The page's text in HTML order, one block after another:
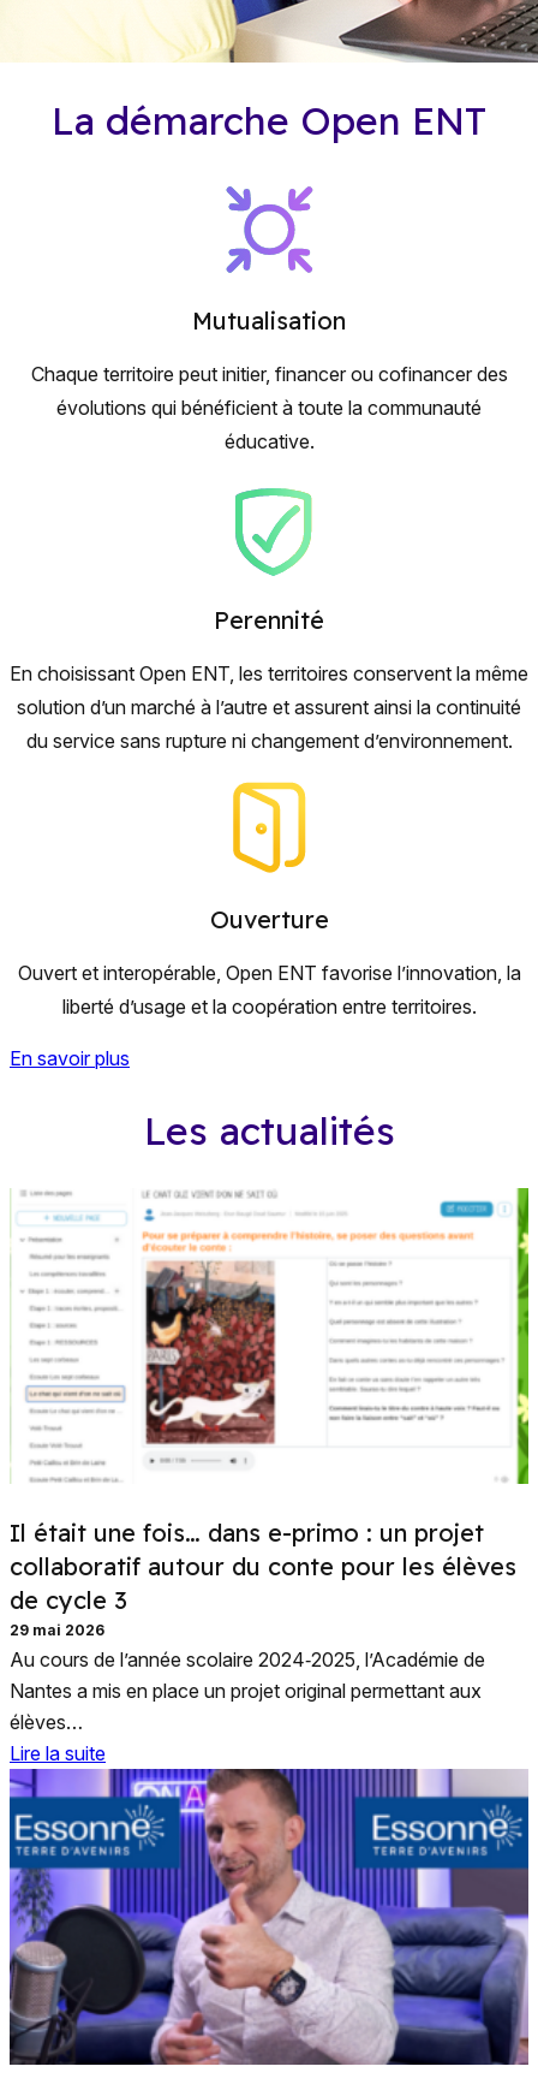
La démarche Open ENT
Mutualisation
Chaque territoire peut initier, financer ou cofinancer des
évolutions qui bénéficient à toute la communauté
éducative.
Perennité
En choisissant Open ENT, les territoires conservent la même
solution d’un marché à l’autre et assurent ainsi la continuité
du service sans rupture ni changement d’environnement.
Ouverture
Ouvert et interopérable, Open ENT favorise l’innovation, la
liberté d’usage et la coopération entre territoires.
En savoir plus
Les actualités
Il était une fois… dans e-primo : un projet
collaboratif autour du conte pour les élèves
de cycle 3
29 mai 2026
Au cours de l’année scolaire 2024‑2025, l’Académie de
Nantes a mis en place un projet original permettant aux
élèves…
Lire la suite